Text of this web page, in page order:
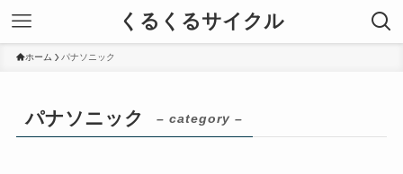
くるくるサイクル
ホーム パナソニック
パナソニック – category –